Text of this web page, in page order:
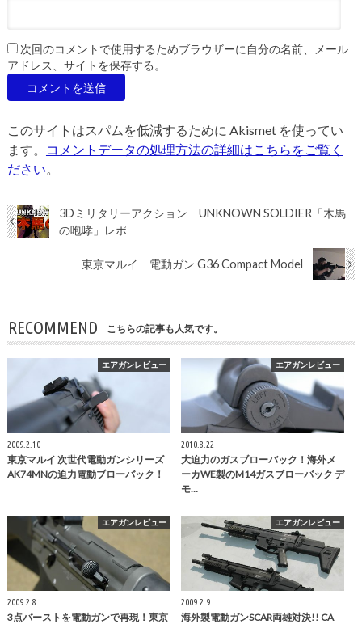
次回のコメントで使用するためブラウザーに自分の名前、メール
アドレス、サイトを保存する。
このサイトはスパムを低減するために Akismet を使ってい
ます。
コメントデータの処理方法の詳細はこちらをご覧く
ださい
3Dミリタリーアクション UNKNOWN SOLDIER「木馬
の咆哮」レポ
東京マルイ 電動ガン G36 Compact Model
RECOMMEND こちらの記事も人気です。
エアガンレビュー
2009.2.10
東京マルイ 次世代電動ガンシリーズ
AK74MNの迫力電動ブローバック！
エアガンレビュー
2010.8.22
大迫力のガスブローバック！海外メ
ーカWE製のM14ガスブローバック デ
モ…
エアガンレビュー
2009.2.8
3点バーストを電動ガンで再現！東京
エアガンレビュー
2009.2.9
海外製電動ガンSCAR両雄対決!! CA